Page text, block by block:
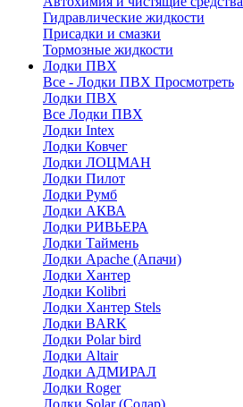
Гидравлические жидкости
Присадки и смазки
Тормозные жидкости
Лодки ПВХ
Все - Лодки ПВХ Просмотреть
Лодки ПВХ
Все Лодки ПВХ
Лодки Intex
Лодки Ковчег
Лодки ЛОЦМАН
Лодки Пилот
Лодки Румб
Лодки АКВА
Лодки РИВЬЕРА
Лодки Таймень
Лодки Apache (Апачи)
Лодки Хантер
Лодки Kolibri
Лодки Хантер Stels
Лодки BARK
Лодки Polar bird
Лодки Altair
Лодки АДМИРАЛ
Лодки Roger
Лодки Solar (Солар)